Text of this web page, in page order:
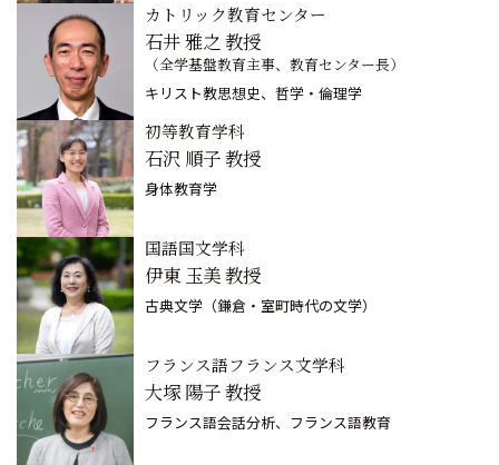
カトリック教育センター
石井 雅之 教授
（全学基盤教育主事、教育センター長）
キリスト教思想史、哲学・倫理学
初等教育学科
石沢 順子 教授
身体教育学
国語国文学科
伊東 玉美 教授
古典文学（鎌倉・室町時代の文学）
フランス語フランス文学科
大塚 陽子 教授
フランス語会話分析、フランス語教育